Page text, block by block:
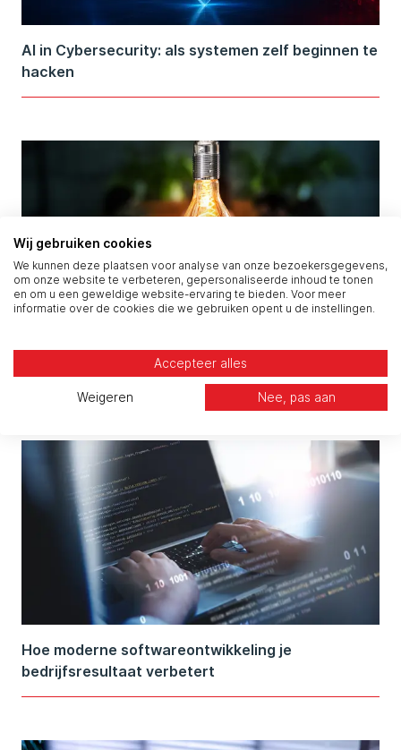
AI in Cybersecurity: als systemen zelf beginnen te
hacken
Je SAP-omgeving verdient dezelfde zichtbare
Hoe moderne softwareontwikkeling je
bedrijfsresultaat verbetert
Wij gebruiken cookies
We kunnen deze plaatsen voor analyse van onze bezoekersgegevens,
om onze website te verbeteren, gepersonaliseerde inhoud te tonen
en om u een geweldige website-ervaring te bieden. Voor meer
informatie over de cookies die we gebruiken opent u de instellingen.
Accepteer alles
Weigeren Nee, pas aan